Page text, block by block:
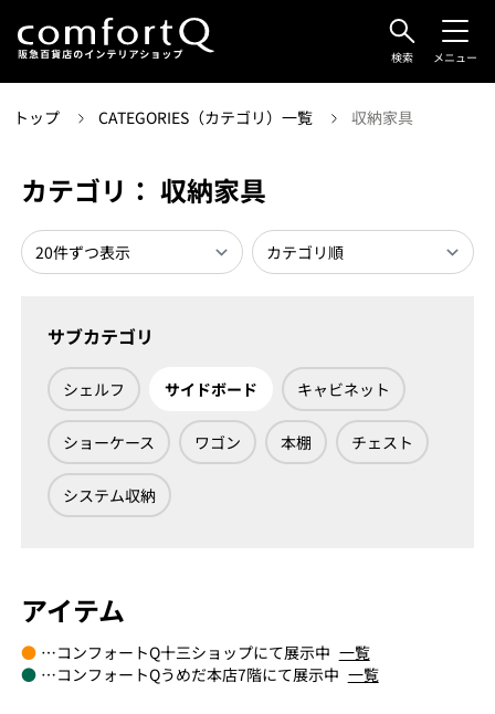
検索 メニュー
トップ CATEGORIES（カテゴリ）一覧 収納家具
カテゴリ： 収納家具
サブカテゴリ
シェルフ サイドボード キャビネット
ショーケース ワゴン 本棚 チェスト
システム収納
アイテム
●…コンフォートQ十三ショップにて展示中 一覧
●…コンフォートQうめだ本店7階にて展示中 一覧